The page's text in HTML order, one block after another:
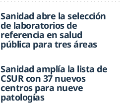
Sanidad abre la selección
de laboratorios de
referencia en salud
pública para tres áreas
Sanidad amplía la lista de
CSUR con 37 nuevos
centros para nueve
patologías